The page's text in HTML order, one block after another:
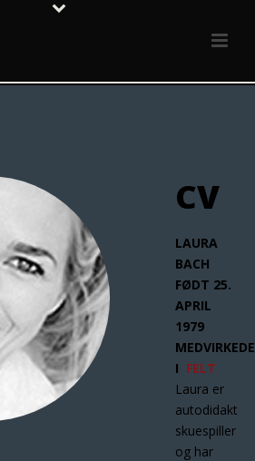
CV
LAURA
BACH
FØDT 25.
APRIL
1979
MEDVIRKEDE
I FELT
Laura er
autodidakt
skuespiller
og har